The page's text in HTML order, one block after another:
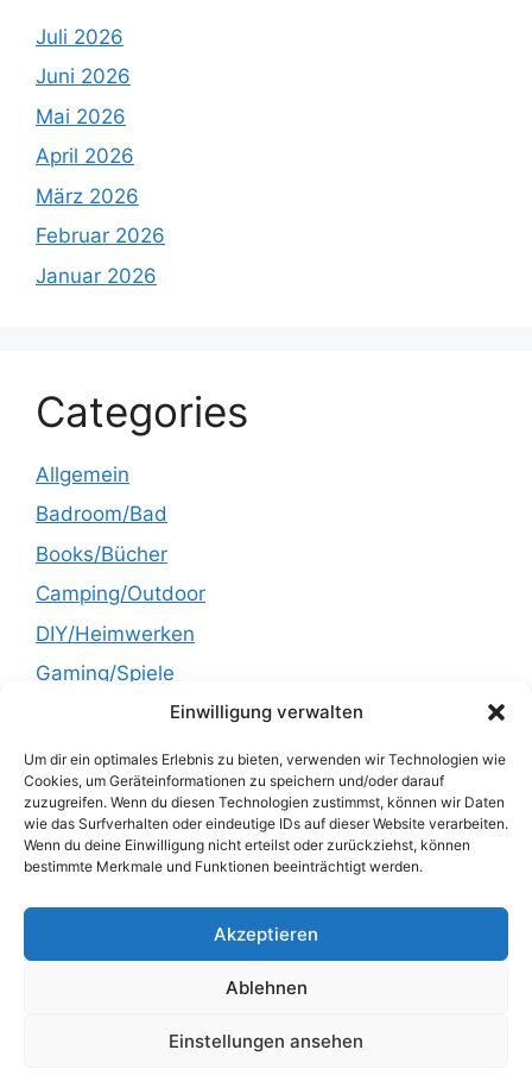
Einwilligung verwalten
Um dir ein optimales Erlebnis zu bieten, verwenden wir Technologien wie
Cookies, um Geräteinformationen zu speichern und/oder darauf
zuzugreifen. Wenn du diesen Technologien zustimmst, können wir Daten
wie das Surfverhalten oder eindeutige IDs auf dieser Website verarbeiten.
Wenn du deine Einwilligung nicht erteilst oder zurückziehst, können
bestimmte Merkmale und Funktionen beeinträchtigt werden.
Akzeptieren
Ablehnen
Einstellungen ansehen
Juli 2026
Juni 2026
Mai 2026
April 2026
März 2026
Februar 2026
Januar 2026
Categories
Allgemein
Badroom/Bad
Books/Bücher
Camping/Outdoor
DIY/Heimwerken
Gaming/Spiele
Garden/Garten
Health/Gesundheit
Kitchen/Küche
Lifestyle
Recipes/Rezepte
Technology/Technik